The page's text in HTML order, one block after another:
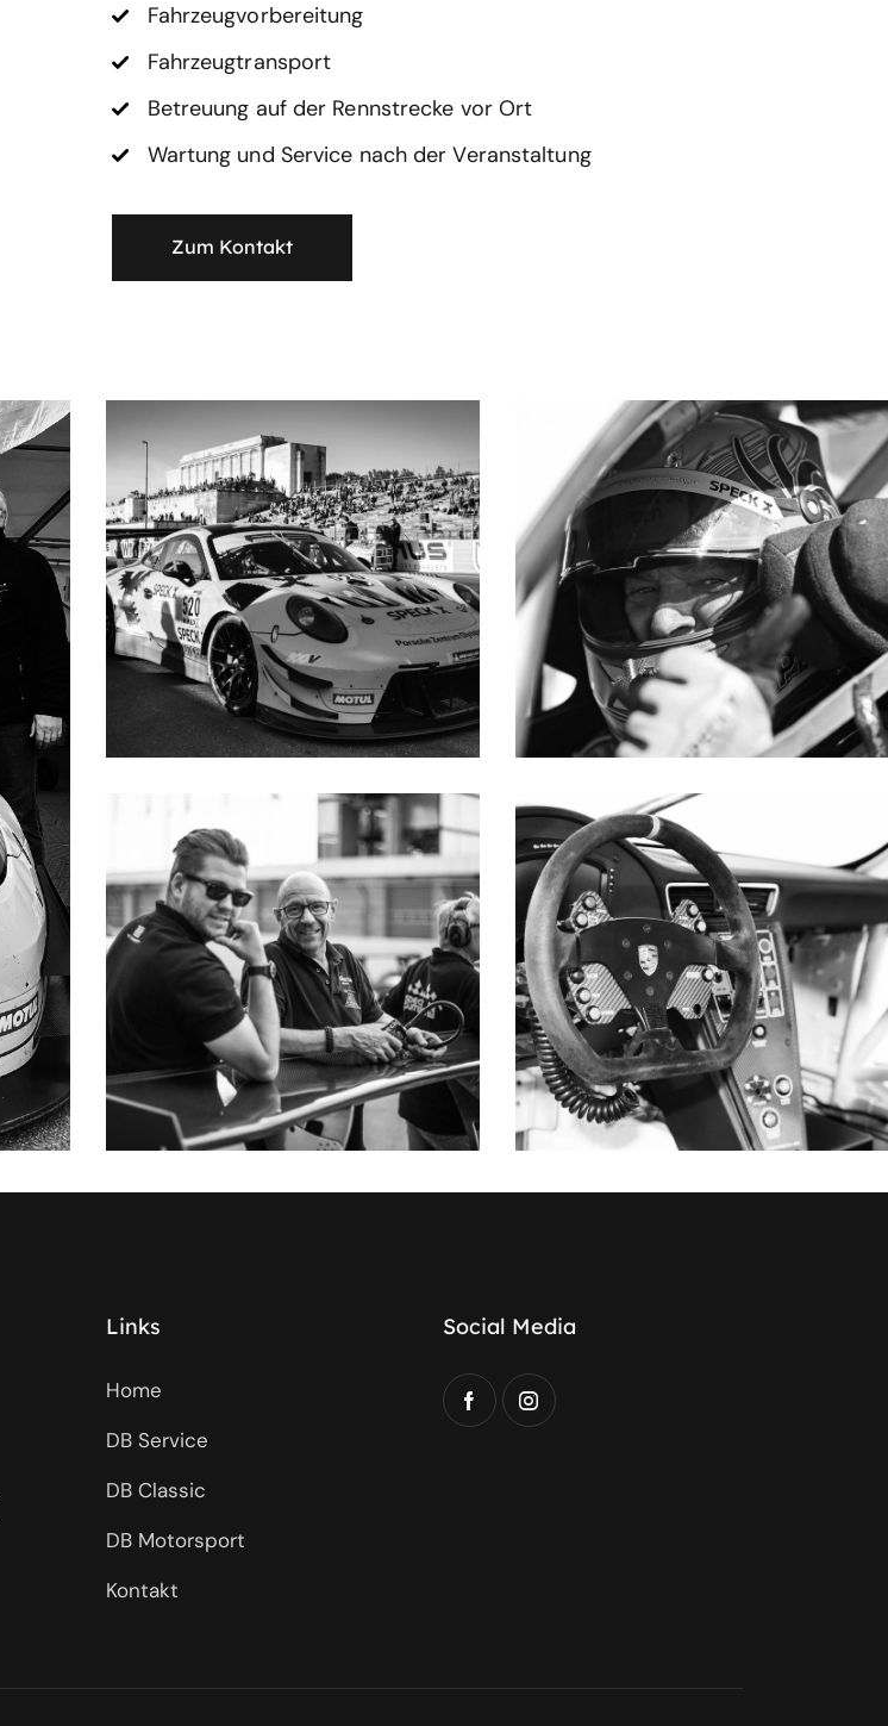
​Fahrzeugvorbereitung
​Fahrzeugtransport​
​Betreuung auf der Rennstrecke vor Ort
​​Wartung und Service nach der Veranstaltung
Zum Kontakt
Links
Home
DB Service
DB Classic
DB Motorsport
Kontakt
Social Media